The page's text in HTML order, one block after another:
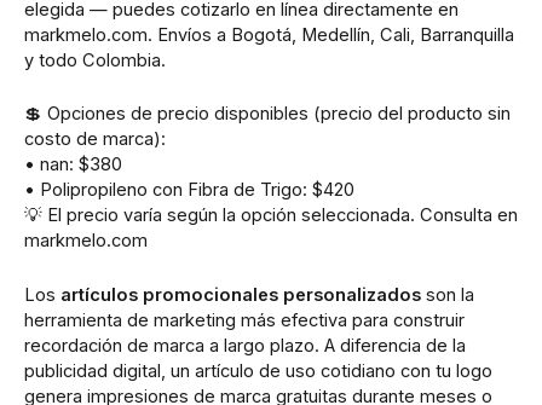
elegida — puedes cotizarlo en línea directamente en
markmelo.com. Envíos a Bogotá, Medellín, Cali, Barranquilla
y todo Colombia.
💲 Opciones de precio disponibles (precio del producto sin
costo de marca):
• nan: $380
• Polipropileno con Fibra de Trigo: $420
💡 El precio varía según la opción seleccionada. Consulta en
markmelo.com
Los artículos promocionales personalizados son la
herramienta de marketing más efectiva para construir
recordación de marca a largo plazo. A diferencia de la
publicidad digital, un artículo de uso cotidiano con tu logo
genera impresiones de marca gratuitas durante meses o